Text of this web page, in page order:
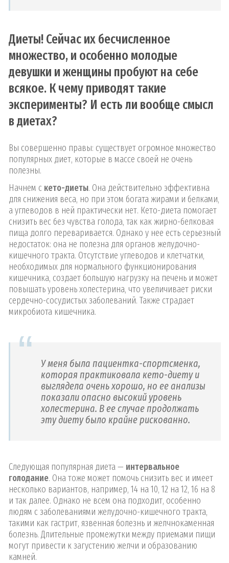
Диеты! Сейчас их бесчисленное
множество, и особенно молодые
девушки и женщины пробуют на себе
всякое. К чему приводят такие
эксперименты? И есть ли вообще смысл
в диетах?
Вы совершенно правы: существует огромное множество
популярных диет, которые в массе своей не очень
полезны.
Начнем с кето-диеты. Она действительно эффективна
для снижения веса, но при этом богата жирами и белками,
а углеводов в ней практически нет. Кето-диета помогает
снизить вес без чувства голода, так как жирно-белковая
пища долго переваривается. Однако у нее есть серьезный
недостаток: она не полезна для органов желудочно-
кишечного тракта. Отсутствие углеводов и клетчатки,
необходимых для нормального функционирования
кишечника, создает большую нагрузку на печень и может
повышать уровень холестерина, что увеличивает риски
сердечно-сосудистых заболеваний. Также страдает
микробиота кишечника.
У меня была пациентка-спортсменка,
которая практиковала кето-диету и
выглядела очень хорошо, но ее анализы
показали опасно высокий уровень
холестерина. В ее случае продолжать
эту диету было крайне рискованно.
Следующая популярная диета — интервальное
голодание. Она тоже может помочь снизить вес и имеет
несколько вариантов, например, 14 на 10, 12 на 12, 16 на 8
и так далее. Однако не всем она подходит, особенно
людям с заболеваниями желудочно-кишечного тракта,
такими как гастрит, язвенная болезнь и желчнокаменная
болезнь. Длительные промежутки между приемами пищи
могут привести к загустению желчи и образованию
камней.